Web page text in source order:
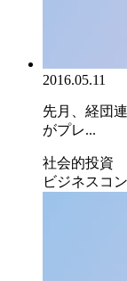
2016.05.11
先月、経団
がプレ...
社会的投資
ビジネスコ